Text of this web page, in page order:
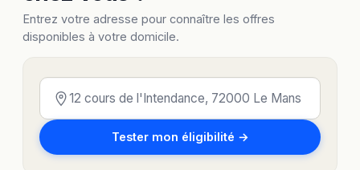
Entrez votre adresse pour connaître les offres
disponibles à votre domicile.
Tester mon éligibilité →